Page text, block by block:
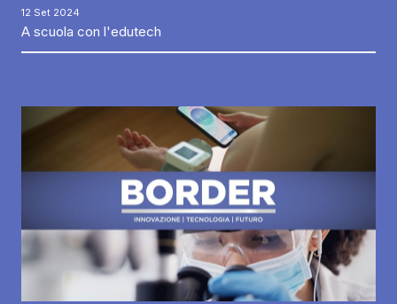
12 Set 2024
A scuola con l'edutech